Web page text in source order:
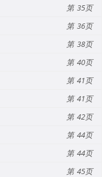
35
36
38
40
41
41
42
44
44
45